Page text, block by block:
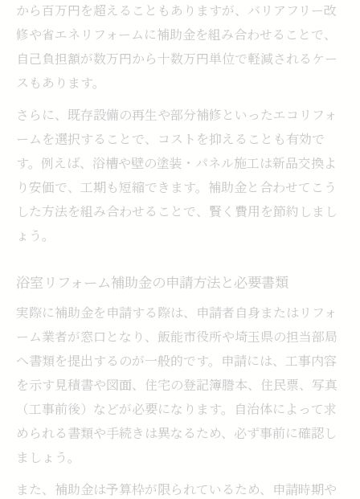
から百万円を超えることもありますが、バリアフリー改
修や省エネリフォームに補助金を組み合わせることで、
自己負担額が数万円から十数万円単位で軽減されるケー
スもあります。
さらに、既存設備の再生や部分補修といったエコリフォ
ームを選択することで、コストを抑えることも有効で
す。例えば、浴槽や壁の塗装・パネル施工は新品交換よ
り安価で、工期も短縮できます。補助金と合わせてこう
した方法を組み合わせることで、賢く費用を節約しまし
ょう。
浴室リフォーム補助金の申請方法と必要書類
実際に補助金を申請する際は、申請者自身またはリフォ
ーム業者が窓口となり、飯能市役所や埼玉県の担当部局
へ書類を提出するのが一般的です。申請には、工事内容
を示す見積書や図面、住宅の登記簿謄本、住民票、写真
（工事前後）などが必要になります。自治体によって求
められる書類や手続きは異なるため、必ず事前に確認し
ましょう。
また、補助金は予算枠が限られているため、申請時期や